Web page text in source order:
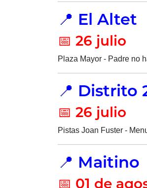
📍 El Altet
📅 26 julio
Plaza Mayor - Padre no
📍 Distrito
📅 26 julio
Pistas Joan Fuster -
📍 Maitino
📅 01 de